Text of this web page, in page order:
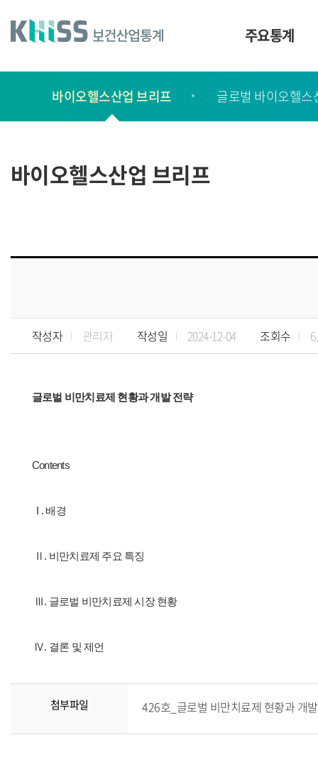
건
주요통계
서
간
행
바이오헬스산업 브리프 글로벌 바이오헬스
바이오헬스산업 브리프
작성자 관리자 작성일 2024-12-04 조회수
글로벌 비만치료제 현황과 개발 전략
Contents
I . 배경
Ⅱ. 비만치료제 주요 특징
Ⅲ. 글로벌 비만치료제 시장 현황
Ⅳ. 결론 및 제언
첨부파일 426호_글로벌 비만치료제 현황과 개